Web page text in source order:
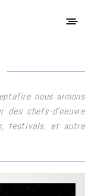
nous aimons
des chefs-d’oeuvre
festivals, et autre